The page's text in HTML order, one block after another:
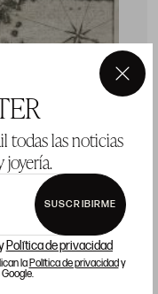
todas las noticias
SUSCRIBIRME
Política de privacidad
laPolítica de privacidady
×
- 1738)